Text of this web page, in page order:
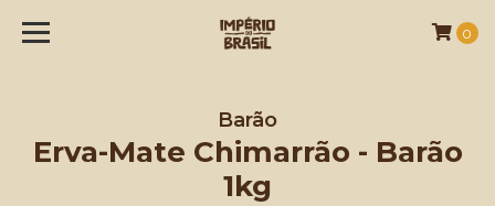
0
Barão
Erva-Mate Chimarrão - Barão
1kg